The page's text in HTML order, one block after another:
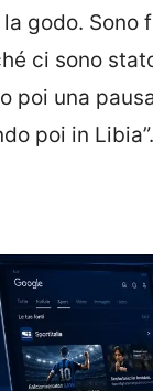
la godo.
ci sono
poi una
poi in Libia”.